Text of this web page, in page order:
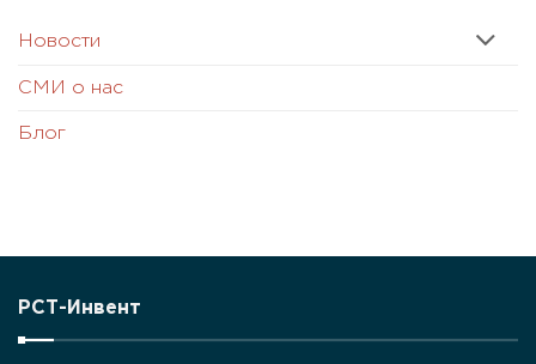
Новости
СМИ о нас
Блог
РСТ-Инвент